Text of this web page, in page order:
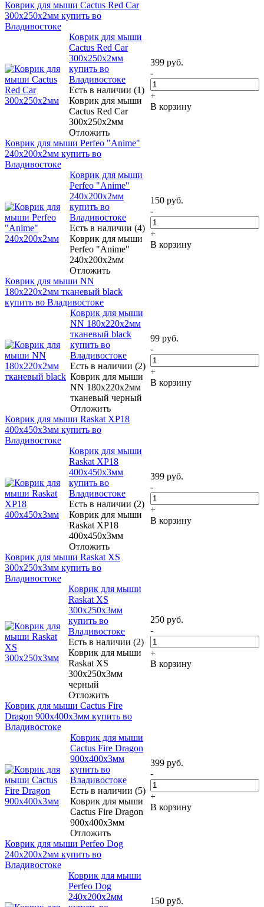
Коврик для мыши Cactus Red Car
300x250x2мм купить во
Владивостоке
Коврик для мыши
Cactus Red Car
300x250x2мм
купить во
Владивостоке
Есть в наличии (1)
Коврик для мыши
Cactus Red Car
300x250x2мм
Отложить
399 руб.
-
+
В корзину
Коврик для мыши Perfeo "Anime"
240x200x2мм купить во
Владивостоке
Коврик для мыши
Perfeo "Anime"
240x200x2мм
купить во
Владивостоке
Есть в наличии (4)
Коврик для мыши
Perfeo "Anime"
240x200x2мм
Отложить
150 руб.
-
+
В корзину
Коврик для мыши NN
180x220x2мм тканевый black
купить во Владивостоке
Коврик для мыши
NN 180x220x2мм
тканевый black
купить во
Владивостоке
Есть в наличии (2)
Коврик для мыши
NN 180x220x2мм
тканевый черный
Отложить
99 руб.
-
+
В корзину
Коврик для мыши Raskat XP18
400x450x3мм купить во
Владивостоке
Коврик для мыши
Raskat XP18
400x450x3мм
купить во
Владивостоке
Есть в наличии (2)
Коврик для мыши
Raskat XP18
400x450x3мм
Отложить
399 руб.
-
+
В корзину
Коврик для мыши Raskat XS
300x250x3мм купить во
Владивостоке
Коврик для мыши
Raskat XS
300x250x3мм
купить во
Владивостоке
Есть в наличии (2)
Коврик для мыши
Raskat XS
300x250x3мм
черный
Отложить
250 руб.
-
+
В корзину
Коврик для мыши Cactus Fire
Dragon 900x400x3мм купить во
Владивостоке
Коврик для мыши
Cactus Fire Dragon
900x400x3мм
купить во
Владивостоке
Есть в наличии (5)
Коврик для мыши
Cactus Fire Dragon
900x400x3мм
Отложить
399 руб.
-
+
В корзину
Коврик для мыши Perfeo Dog
240x200x2мм купить во
Владивостоке
Коврик для мыши
Perfeo Dog
240x200x2мм
150 руб.